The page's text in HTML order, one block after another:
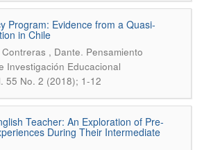
Program: Evidence from a Quasi-
in Chile
, Dante. Pensamiento
Investigación Educacional
55 No. 2 (2018); 1-12
Teacher: An Exploration of Pre-
During Their Intermediate